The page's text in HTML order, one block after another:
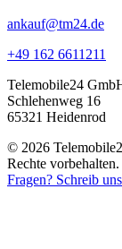
ankauf@tm24.de
+49 162 6611211
Telemobile24
Schlehenweg 16
65321 Heidenrod
© 2026
Rechte vorbehalten.
Fragen? Schreib